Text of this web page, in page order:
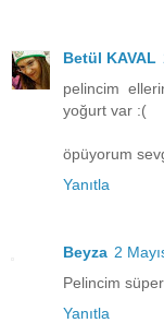
Betül KAVAL
pelincim
yoğurt var :(
öpüyorum
Yanıtla
Beyza 2
Pelincim
Yanıtla